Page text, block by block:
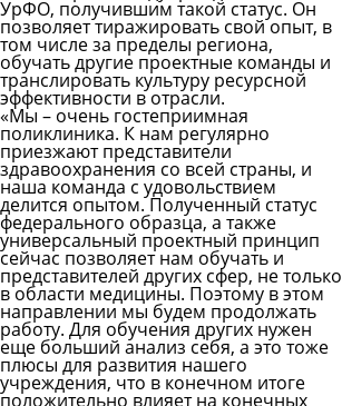
УрФО, получившим такой статус. Он
позволяет тиражировать свой опыт, в
том числе за пределы региона,
обучать другие проектные команды и
транслировать культуру ресурсной
эффективности в отрасли.
«Мы – очень гостеприимная
поликлиника. К нам регулярно
приезжают представители
здравоохранения со всей страны, и
наша команда с удовольствием
делится опытом. Полученный статус
федерального образца, а также
универсальный проектный принцип
сейчас позволяет нам обучать и
представителей других сфер, не только
в области медицины. Поэтому в этом
направлении мы будем продолжать
работу. Для обучения других нужен
еще больший анализ себя, а это тоже
плюсы для развития нашего
учреждения, что в конечном итоге
положительно влияет на конечных